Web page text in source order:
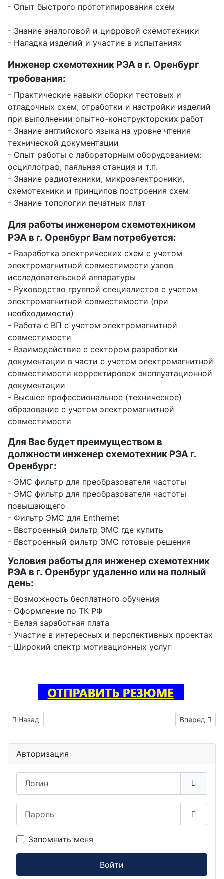
- Опыт быстрого прототипирования схем
- Знание аналоговой и цифровой схемотехники
- Наладка изделий и участие в испытаниях
Инженер схемотехник РЭА в г. Оренбург
требования:
- Практические навыки сборки тестовых и
отладочных схем, отработки и настройки изделий
при выполнении опытно-конструкторских работ
- Знание английского языка на уровне чтения
технической документации
- Опыт работы с лабораторным оборудованием:
осциллограф, паяльная станция и т.п.
- Знание радиотехники, микроэлектроники,
схемотехники и принципов построения схем
- Знание топологии печатных плат
Для работы инженером схемотехником
РЭА в г. Оренбург Вам потребуется:
- Разработка электрических схем с учетом
электромагнитной совместимости узлов
исследовательской аппаратуры
- Руководство группой специалистов с учетом
электромагнитной совместимости (при
необходимости)
- Работа с ВП с учетом электромагнитной
совместимости
- Взаимодействие с сектором разработки
документации в части с учетом электромагнитной
совместимости корректировок эксплуатационной
документации
- Высшее профессиональное (техническое)
образование с учетом электромагнитной
совместимости
Для Вас будет преимуществом в
должности инженер схемотехник РЭА г.
Оренбург:
- ЭМС фильтр для преобразователя частоты
- ЭМС фильтр для преобразователя частоты
повышающего
- Фильтр ЭМС для Enthernet
- Ввстроенный фильтр ЭМС где купить
- Ввстроенный фильтр ЭМС готовые решения
Условия работы для инженер схемотехник
РЭА в г. Оренбург удаленно или на полный
день:
- Возможность бесплатного обучения
- Оформление по ТК РФ
- Белая заработная плата
- Участие в интересных и перспективных проектах
- Широкий спектр мотивационных услуг
Предыдущий: Инженер электроник вакансия Сыктывкар
Назад Следующий:
Вперед
Авторизация
Запомнить меня
Войти